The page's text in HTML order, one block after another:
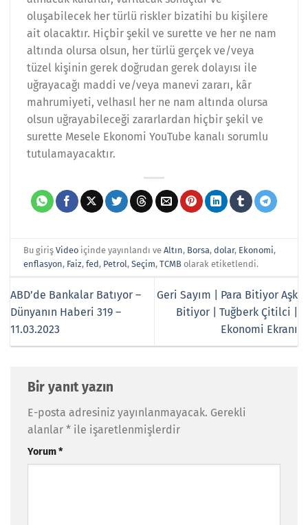
oluşabilecek her türlü riskler bizatihi bu kişilere
ait olacaktır. Hiçbir şekil ve surette ve her ne nam
altında olursa olsun, her türlü gerçek ve/veya
tüzel kişinin gerek doğrudan gerek dolayısı ile
uğrayacağı maddi ve/veya manevi zararı, kâr
mahrumiyeti, velhasıl her ne nam altında olursa
olsun uğrayabileceği zararlardan hiçbir şekil ve
surette Mesele Ekonomi YouTube kanalı sorumlu
tutulamayacaktır.
Bu girişVideo içinde yayınlandı veAltın, Borsa,dolar, Ekonomi,
enflasyon, Faiz,fed, Petrol,Seçim,TCMB olarak etiketlendi.
ABD’de Bankalar Batıyor –
Dünyanın Haberi 319 –
11.03.2023
Geri Sayım | Para Bitiyor Aşk
Bitiyor | Tuğberk Çitilci |
Ekonomi Ekranı
Bir yanıt yazın
E-posta adresiniz yayınlanmayacak. Gerekli
alanlar * ile işaretlenmişlerdir
Yorum*